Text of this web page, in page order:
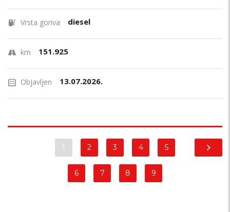
Vrsta goriva diesel
km 151.925
Objavljen 13.07.2026.
1 2 3 4 5
6 7 8 9